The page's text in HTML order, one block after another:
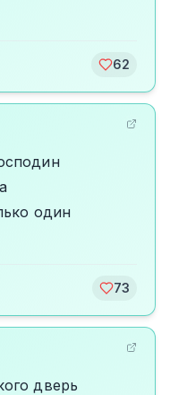
62
один
73
дверь